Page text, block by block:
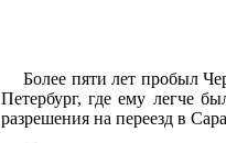
Более пяти лет пробыл
Петербург, где ему легче
разрешения на переезд в